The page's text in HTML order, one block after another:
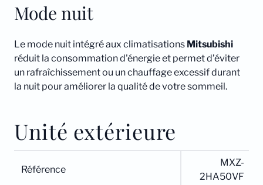
Mode nuit
Le mode nuit intégré aux climatisations Mitsubishi
réduit la consommation d'énergie et permet d’éviter
un rafraîchissement ou un chauffage excessif durant
la nuit pour améliorer la qualité de votre sommeil.
Unité extérieure
Référence
MXZ-
2HA50VF